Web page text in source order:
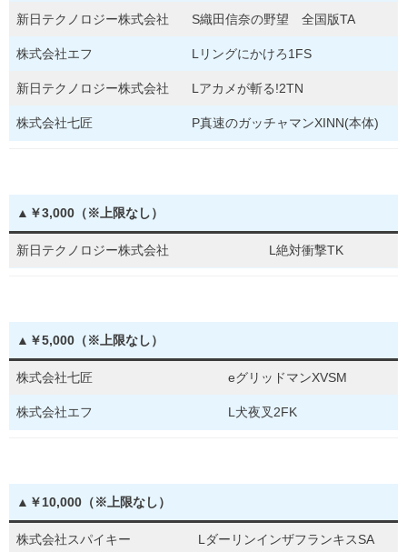
新日テクノロジー株式会社 S織田信奈の野望 全国版TA
株式会社エフ Lリングにかけろ1FS
新日テクノロジー株式会社 Lアカメが斬る!2TN
株式会社七匠 P真速のガッチャマンXINN(本体)
▲￥3,000（※上限なし）
新日テクノロジー株式会社 L絶対衝撃TK
▲￥5,000（※上限なし）
株式会社七匠 eグリッドマンXVSM
株式会社エフ L犬夜叉2FK
▲￥10,000（※上限なし）
株式会社スパイキー LダーリンインザフランキスSA